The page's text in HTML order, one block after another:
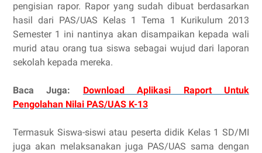
pengisian rapor. Rapor yang sudah dibuat berdasarkan
hasil dari PAS/UAS Kelas 1 Tema 1 Kurikulum 2013
Semester 1 ini nantinya akan disampaikan kepada wali
murid atau orang tua siswa sebagai wujud dari laporan
sekolah kepada mereka.
Baca Juga: Download Aplikasi Raport Untuk
Pengolahan Nilai PAS/UAS K-13
Termasuk Siswa-siswi atau peserta didik Kelas 1 SD/MI
juga akan melaksanakan juga PAS/UAS sama dengan